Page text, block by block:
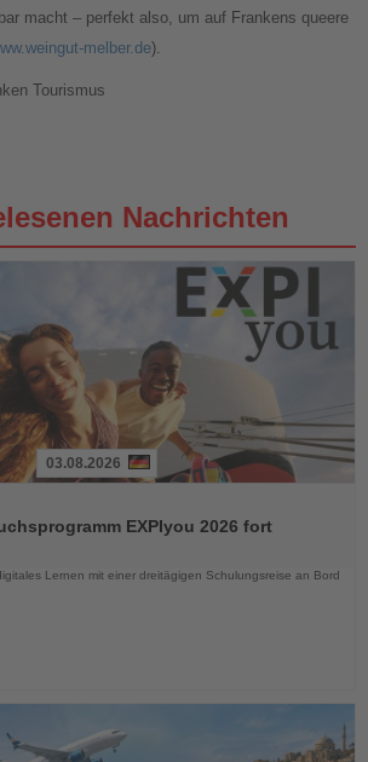
macht – perfekt also, um auf Frankens queere
melber.de).
Tourismus
Nachrichten
03.08.2026
EXPIyou 2026 fort
Lernen mit einer dreitägigen Schulungsreise an Bord